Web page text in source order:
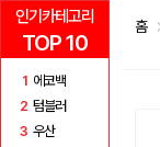
인기카테고리
TOP 10
1 에코백
2 텀블러
3 우산
홈